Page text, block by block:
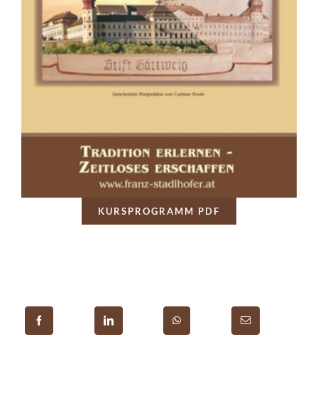
KURSPROGRAMM PDF